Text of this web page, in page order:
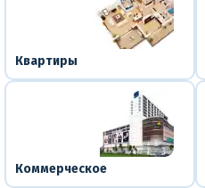
Квартиры
Коммерческое